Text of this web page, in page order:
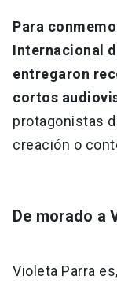
Para
Internacional
entregaron
cortos
protagonistas
creación o
De morado a
Violeta Parra